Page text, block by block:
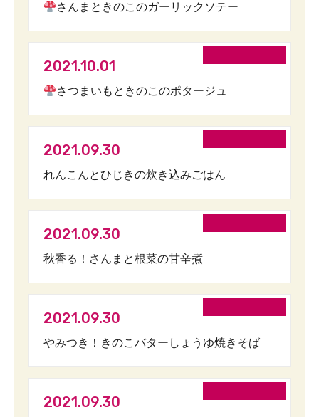
さんまときのこのガーリックソテー
2021.10.01
さつまいもときのこのポタージュ
2021.09.30
れんこんとひじきの炊き込みごはん
2021.09.30
秋香る！さんまと根菜の甘辛煮
2021.09.30
やみつき！きのこバターしょうゆ焼きそば
2021.09.30